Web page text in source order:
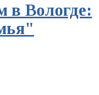
в Вологде: